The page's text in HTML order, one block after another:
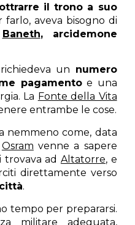
il trono a suo
farlo, aveva bisogno di
Baneth, arcidemone
richiedeva un numero
pagamentoe una
La Fonte della Vita
entrambe le cose.
nemmeno come, data
Osram venne a sapere
trovava ad Altatorre, e
direttamente verso
.
tempo per prepararsi.
militare adeguata,